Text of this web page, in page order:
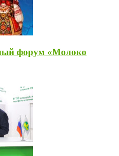
форум «Молоко